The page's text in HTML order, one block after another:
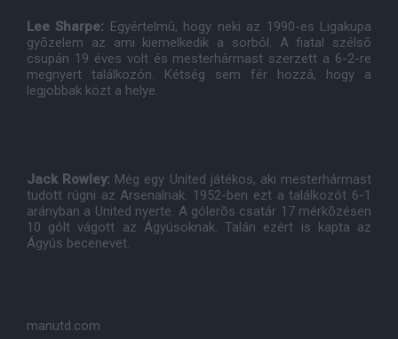
Lee Sharpe: Egyértelmû, hogy neki az 1990-es Ligakupa
gyõzelem az ami kiemelkedik a sorból. A fiatal szélsõ
csupán 19 éves volt és mesterhármast szerzett a 6-2-re
megnyert találkozón. Kétség sem fér hozzá, hogy a
legjobbak közt a helye.
Jack Rowley: Még egy United játékos, aki mesterhármast
tudott rúgni az Arsenalnak. 1952-ben ezt a találkozót 6-1
arányban a United nyerte. A gólerõs csatár 17 mérkõzésen
10 gólt vágott az Ágyúsoknak. Talán ezért is kapta az
Ágyús becenevet.
manutd.com